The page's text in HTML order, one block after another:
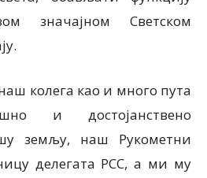
значајном Светском
колега као и много пута
и достојанствено
земљу, наш Рукометни
делегата РСС, а ми му